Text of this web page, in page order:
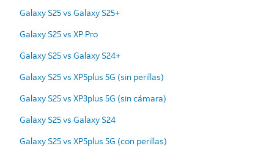
Galaxy S25 vs Galaxy S25+
Galaxy S25 vs XP Pro
Galaxy S25 vs Galaxy S24+
Galaxy S25 vs XP5plus 5G (sin perillas)
Galaxy S25 vs XP3plus 5G (sin cámara)
Galaxy S25 vs Galaxy S24
Galaxy S25 vs XP5plus 5G (con perillas)